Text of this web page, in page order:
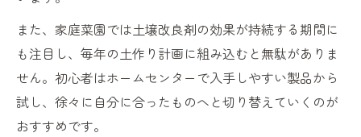
また、家庭菜園では土壌改良剤の効果が持続する期間に
も注目し、毎年の土作り計画に組み込むと無駄がありま
せん。初心者はホームセンターで入手しやすい製品から
試し、徐々に自分に合ったものへと切り替えていくのが
おすすめです。